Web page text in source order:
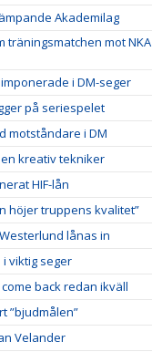
Akademilag
träningsmatchen mot NKA
i DM-seger
på seriespelet
motståndare i DM
kreativ tekniker
HIF-lån
höjer truppens kvalitet”
lånas in
viktig seger
back redan ikväll
”bjudmålen”
Velander